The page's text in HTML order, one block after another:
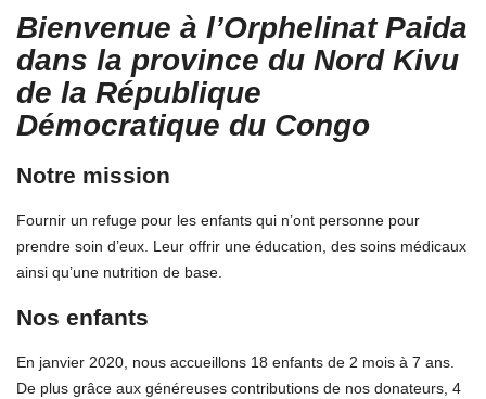
Bienvenue à l’Orphelinat Paida
dans la province du Nord Kivu
de la République
Démocratique du Congo
Notre mission
Fournir un refuge pour les enfants qui n’ont personne pour
prendre soin d’eux. Leur offrir une éducation, des soins médicaux
ainsi qu’une nutrition de base.
Nos enfants
En janvier 2020, nous accueillons 18 enfants de 2 mois à 7 ans.
De plus grâce aux généreuses contributions de nos donateurs, 4